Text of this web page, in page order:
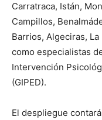
Carratraca, Istán,
Campillos,
Barrios, Algeciras,
como especialistas
Intervención
(GIPED).
El despliegue